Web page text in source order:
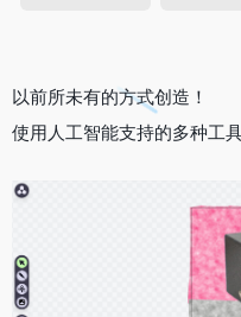
以前所未有的方式创造！
使用人工智能支持的多种工